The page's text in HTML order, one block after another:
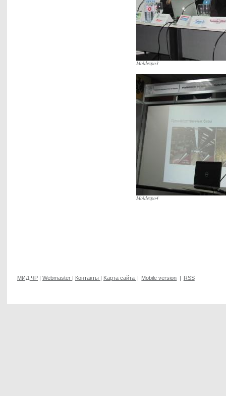
Moldexpo3
Moldexpo4
МИД ЧР | Webmaster | Контакты | Kарта сайта | Mobile version | RSS